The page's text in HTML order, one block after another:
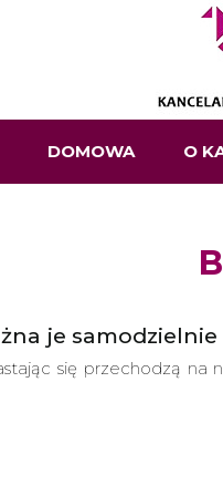
DOMOWA O
je
się przechodzą